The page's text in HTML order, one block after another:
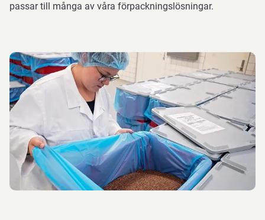
passar till många av våra förpackningslösningar.